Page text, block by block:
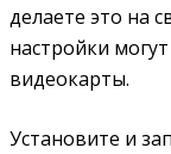
делаете это на
настройки
видеокарты.
Установите и